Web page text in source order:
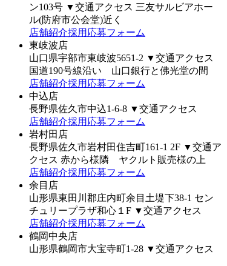
ン103号 ▼交通アクセス 三友サルビアホー
ル(防府市公会堂)近く
店舗紹介採用応募フォーム
東岐波店
山口県宇部市東岐波5651-2 ▼交通アクセス
国道190号線沿い 山口銀行と佛光堂の間
店舗紹介採用応募フォーム
中込店
長野県佐久市中込1-6-8 ▼交通アクセス
店舗紹介採用応募フォーム
岩村田店
長野県佐久市岩村田住吉町161-1 2F ▼交通ア
クセス 赤から様隣 ヤクルト販売様の上
店舗紹介採用応募フォーム
余目店
山形県東田川郡庄内町余目土堤下38-1 セン
チュリープラザ和心１F ▼交通アクセス
店舗紹介採用応募フォーム
鶴岡中央店
山形県鶴岡市大宝寺町1-28 ▼交通アクセス